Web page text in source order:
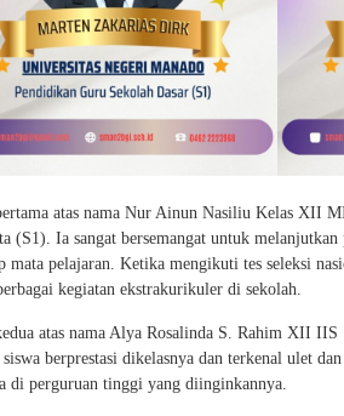
atas nama Nur Ainun Nasiliu Kelas XII
(S1). Ia sangat bersemangat untuk
mata pelajaran. Ketika mengikuti tes seleksi
kegiatan ekstrakurikuler di sekolah.
atas nama Alya Rosalinda S. Rahim XII
siswa berprestasi dikelasnya dan terkenal ulet
di perguruan tinggi yang diinginkannya.